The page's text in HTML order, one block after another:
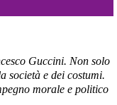
raccolti il Governo
un piano straordinario
Guccini. Non solo
società e dei costumi.
morale e politico